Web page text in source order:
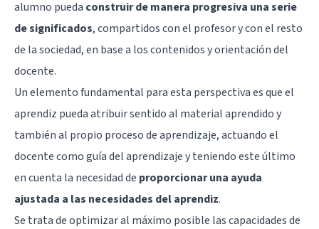
alumno pueda construir de manera progresiva una serie
de significados, compartidos con el profesor y con el resto
de la sociedad, en base a los contenidos y orientación del
docente.
Un elemento fundamental para esta perspectiva es que el
aprendiz pueda atribuir sentido al material aprendido y
también al propio proceso de aprendizaje, actuando el
docente como guía del aprendizaje y teniendo este último
en cuenta la necesidad de proporcionar una ayuda
ajustada a las necesidades del aprendiz.
Se trata de optimizar al máximo posible las capacidades de